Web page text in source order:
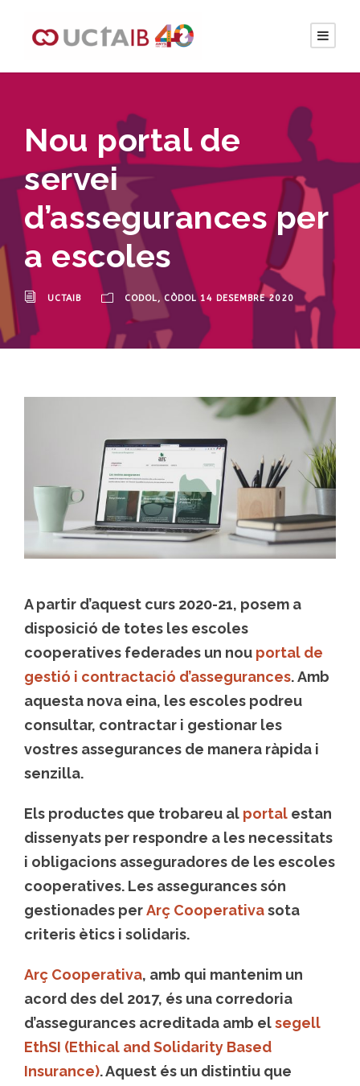
Nou portal de
servei
d’assegurances per
a escoles
UCTAIB CODOL, CÒDOL 14 DESEMBRE 2020
A partir d’aquest curs 2020-21, posem a
disposició de totes les escoles
cooperatives federades un nou portal de
gestió i contractació d’assegurances.Amb
aquesta nova eina, les escoles podreu
consultar, contractar i gestionar les
vostres assegurances de manera ràpida i
senzilla.
Els productes que trobareu al portal estan
dissenyats per respondre a les necessitats
i obligacions asseguradores de les escoles
cooperatives. Les assegurances són
gestionades perArç Cooperativasota
criteris ètics i solidaris.
Arç Cooperativa, amb qui mantenim un
acord des del 2017, és una corredoria
d’assegurances acreditada amb elsegell
EthSI (Ethical and Solidarity Based
Insurance). Aquest és un distintiu que